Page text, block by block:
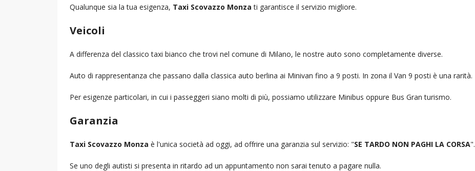
Qualunque sia la tua esigenza, Taxi Scovazzo Monza ti garantisce il servizio migliore.
Veicoli
A differenza del classico taxi bianco che trovi nel comune di Milano, le nostre auto sono completamente diverse.
Auto di rappresentanza che passano dalla classica auto berlina ai Minivan fino a 9 posti. In zona il Van 9 posti è una rarità.
Per esigenze particolari, in cui i passeggeri siano molti di più, possiamo utilizzare Minibus oppure Bus Gran turismo.
Garanzia
Taxi Scovazzo Monza è l'unica società ad oggi, ad offrire una garanzia sul servizio: "SE TARDO NON PAGHI LA CORSA".
Se uno degli autisti si presenta in ritardo ad un appuntamento non sarai tenuto a pagare nulla.